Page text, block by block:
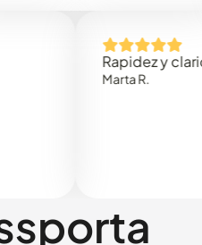
Rapidez y claridad